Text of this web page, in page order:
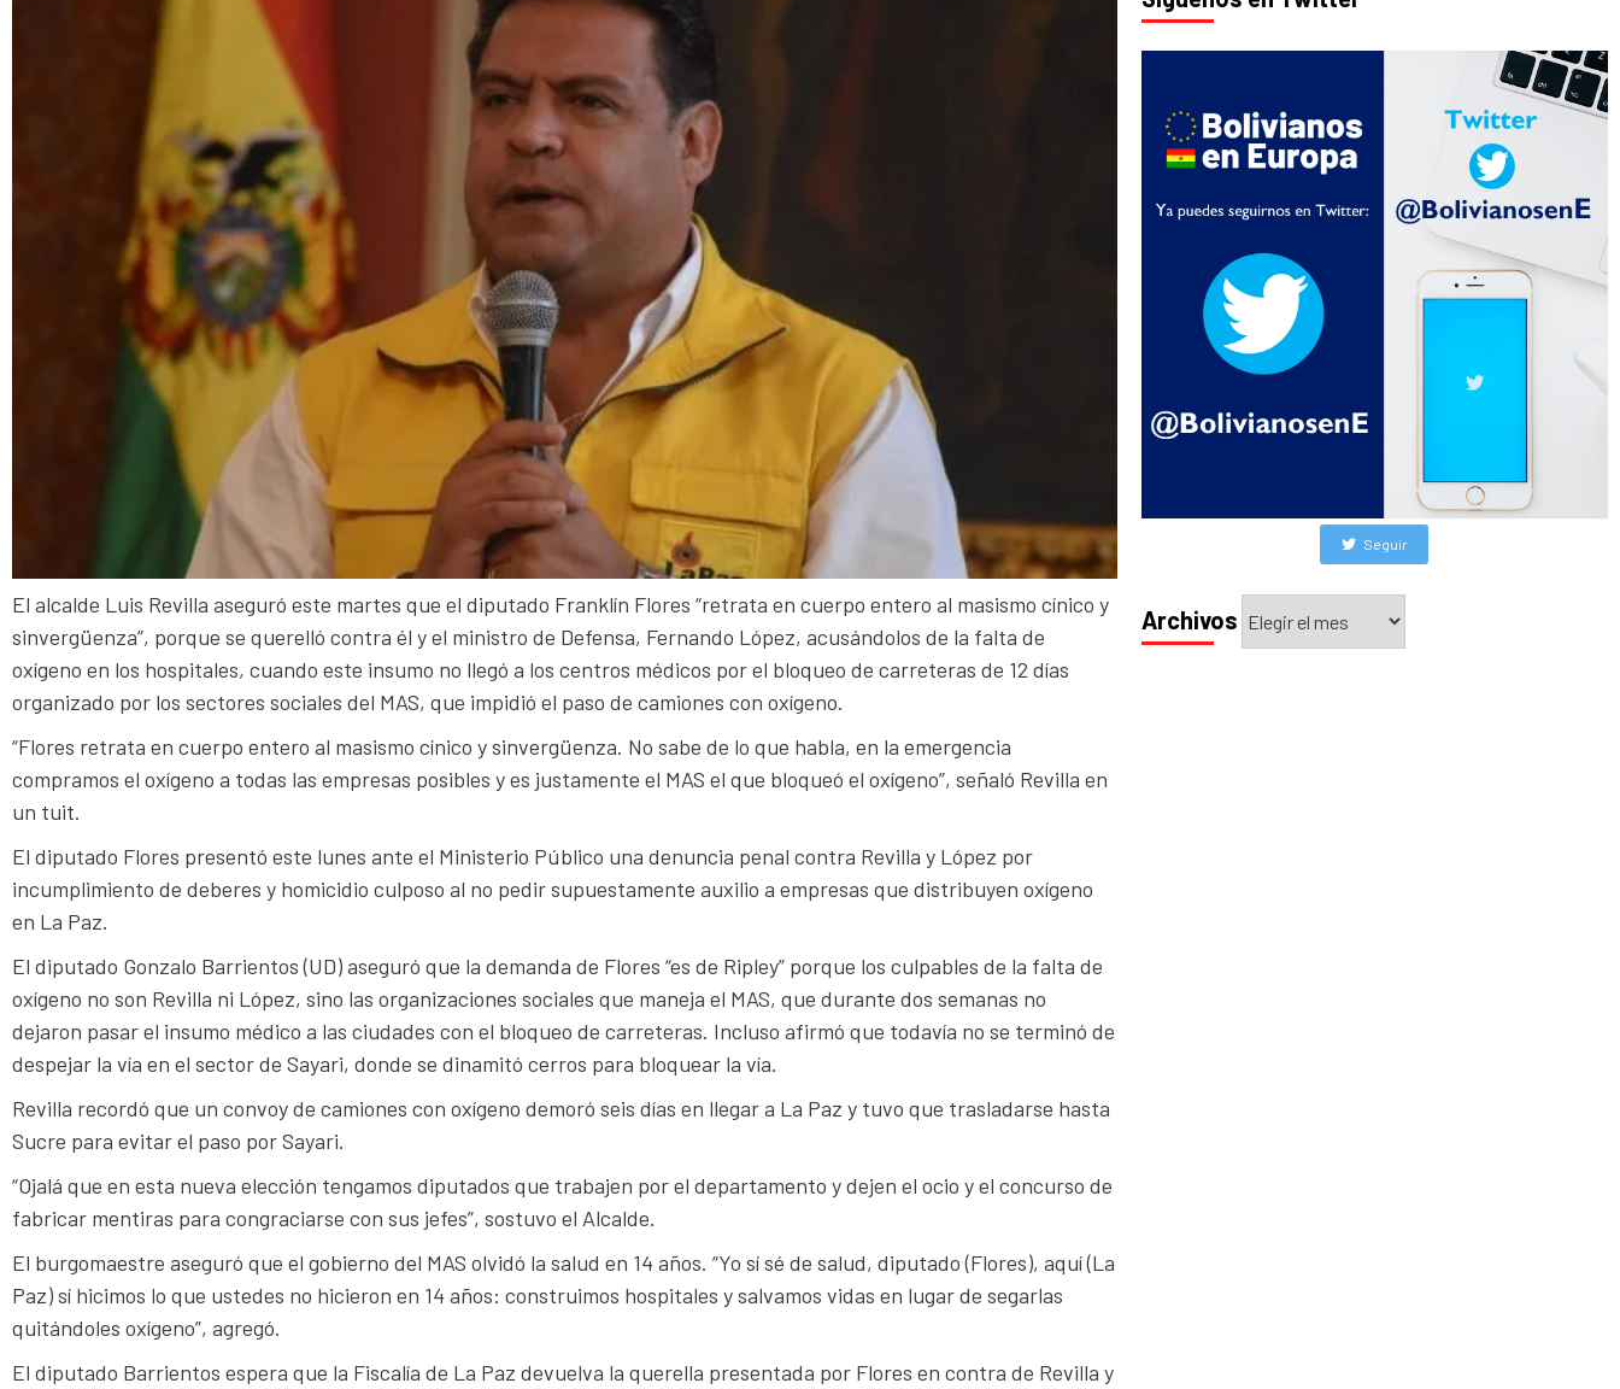
El alcalde Luis Revilla aseguró este martes que el diputado Franklín Flores “retrata en cuerpo entero al masismo cínico y
sinvergüenza”, porque se querelló contra él y el ministro de Defensa, Fernando López, acusándolos de la falta de
oxígeno en los hospitales, cuando este insumo no llegó a los centros médicos por el bloqueo de carreteras de 12 días
organizado por los sectores sociales del MAS, que impidió el paso de camiones con oxígeno.
“Flores retrata en cuerpo entero al masismo cínico y sinvergüenza. No sabe de lo que habla, en la emergencia
compramos el oxígeno a todas las empresas posibles y es justamente el MAS el que bloqueó el oxígeno”, señaló Revilla en
un tuit.
El diputado Flores presentó este lunes ante el Ministerio Público una denuncia penal contra Revilla y López por
incumplimiento de deberes y homicidio culposo al no pedir supuestamente auxilio a empresas que distribuyen oxígeno
en La Paz.
El diputado Gonzalo Barrientos (UD) aseguró que la demanda de Flores “es de Ripley” porque los culpables de la falta de
oxígeno no son Revilla ni López, sino las organizaciones sociales que maneja el MAS, que durante dos semanas no
dejaron pasar el insumo médico a las ciudades con el bloqueo de carreteras. Incluso afirmó que todavía no se terminó de
despejar la vía en el sector de Sayari, donde se dinamitó cerros para bloquear la vía.
Revilla recordó que un convoy de camiones con oxígeno demoró seis días en llegar a La Paz y tuvo que trasladarse hasta
Sucre para evitar el paso por Sayari.
“Ojalá que en esta nueva elección tengamos diputados que trabajen por el departamento y dejen el ocio y el concurso de
fabricar mentiras para congraciarse con sus jefes”, sostuvo el Alcalde.
El burgomaestre aseguró que el gobierno del MAS olvidó la salud en 14 años. “Yo sí sé de salud, diputado (Flores), aquí (La
Paz) sí hicimos lo que ustedes no hicieron en 14 años: construimos hospitales y salvamos vidas en lugar de segarlas
quitándoles oxígeno”, agregó.
El diputado Barrientos espera que la Fiscalía de La Paz devuelva la querella presentada por Flores en contra de Revilla y
Seguir
Archivos
Archivos